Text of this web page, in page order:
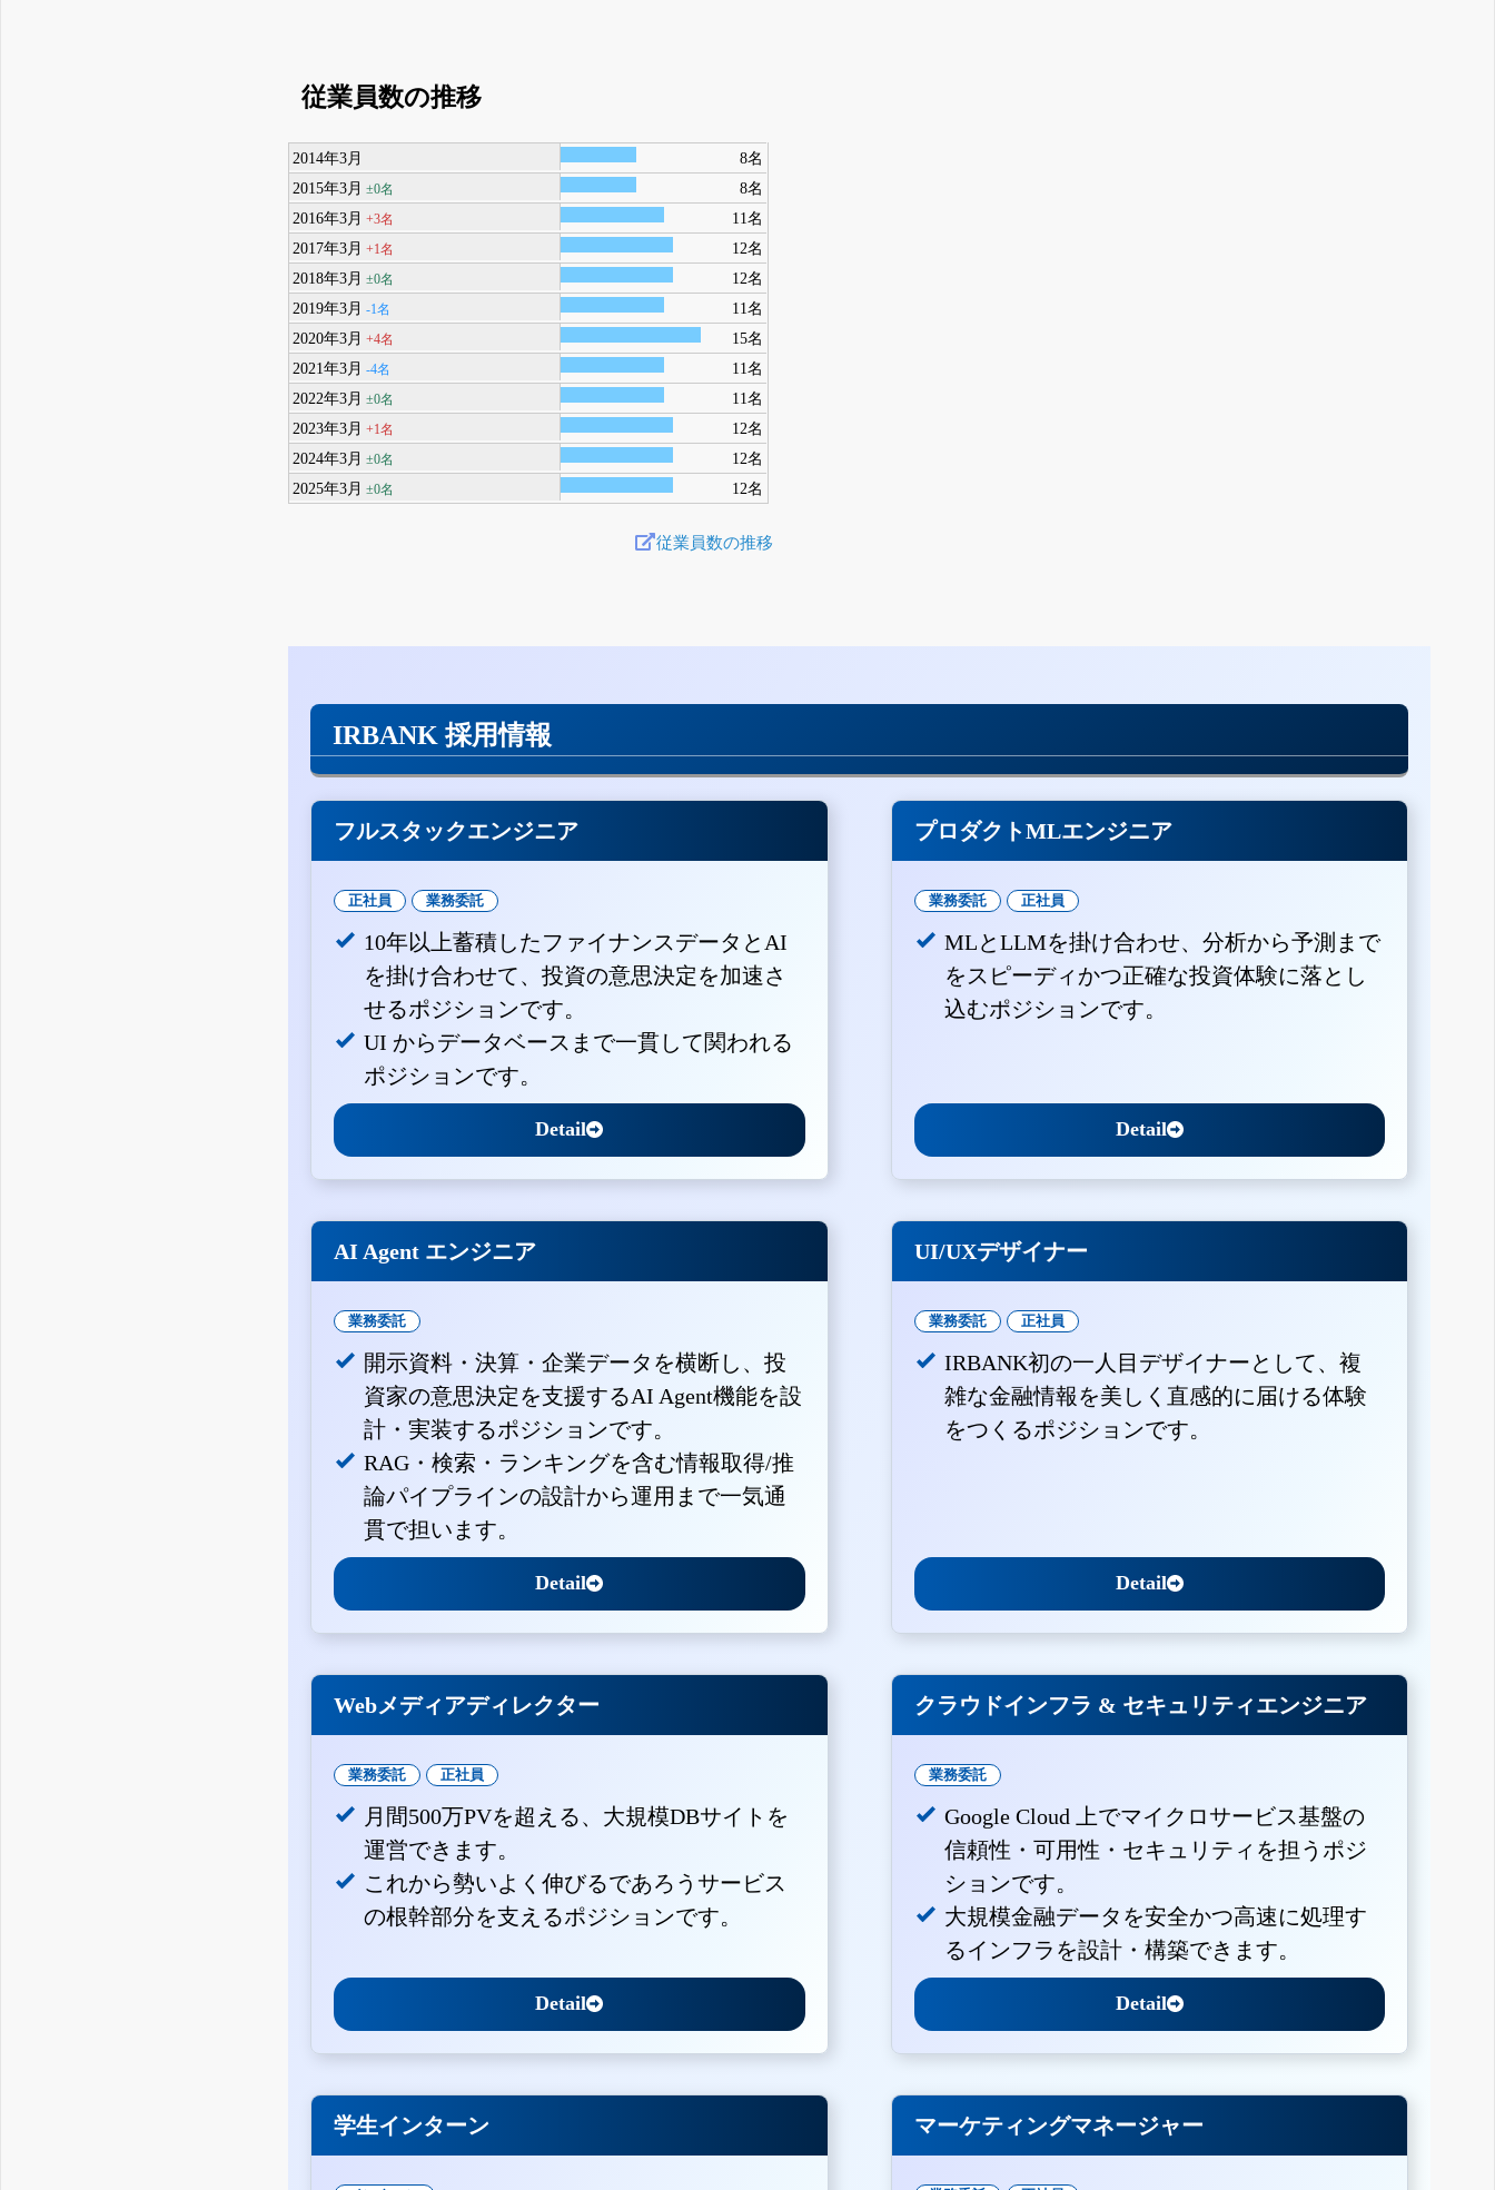
従業員数の推移
2014年3月
8名
2015年3月±0名
8名
2016年3月+3名
11名
2017年3月+1名
12名
2018年3月±0名
12名
2019年3月-1名
11名
2020年3月+4名
15名
2021年3月-4名
11名
2022年3月±0名
11名
2023年3月+1名
12名
2024年3月±0名
12名
2025年3月±0名 12名
従業員数の推移
IRBANK 採用情報
フルスタックエンジニア
正社員 業務委託
10年以上蓄積したファイナンスデータとAI
を掛け合わせて、投資の意思決定を加速さ
せるポジションです。
UI からデータベースまで一貫して関われる
ポジションです。
Detail
プロダクトMLエンジニア
業務委託 正社員
MLとLLMを掛け合わせ、分析から予測まで
をスピーディかつ正確な投資体験に落とし
込むポジションです。
Detail
AI Agent エンジニア
業務委託
開示資料・決算・企業データを横断し、投
資家の意思決定を支援するAI Agent機能を設
計・実装するポジションです。
RAG・検索・ランキングを含む情報取得/推
論パイプラインの設計から運用まで一気通
貫で担います。
Detail
UI/UXデザイナー
業務委託 正社員
IRBANK初の一人目デザイナーとして、複
雑な金融情報を美しく直感的に届ける体験
をつくるポジションです。
Detail
Webメディアディレクター
業務委託 正社員
月間500万PVを超える、大規模DBサイトを
運営できます。
これから勢いよく伸びるであろうサービス
の根幹部分を支えるポジションです。
Detail
クラウドインフラ & セキュリティエンジニア
業務委託
Google Cloud 上でマイクロサービス基盤の
信頼性・可用性・セキュリティを担うポジ
ションです。
大規模金融データを安全かつ高速に処理す
るインフラを設計・構築できます。
Detail
学生インターン マーケティングマネージャー